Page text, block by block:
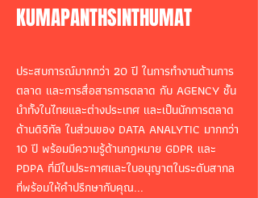
KUMAPANTHSINTHUMAT
ประสบการณ์มากกว่า 20 ปี ในการทำงานด้านการ
ตลาด และการสื่อสารการตลาด กับ AGENCY ชั้น
นำทั้งในไทยและต่างประเทศ และเป็นนักการตลาด
ด้านดิจิทัล ในส่วนของ DATA ANALYTIC มากกว่า
10 ปี พร้อมมีความรู้ด้านกฎหมาย GDPR และ
PDPA ที่มีใบประกาศและใบอนุญาตในระดับสากล
ที่พร้อมให้คำปรึกษากับคุณ...